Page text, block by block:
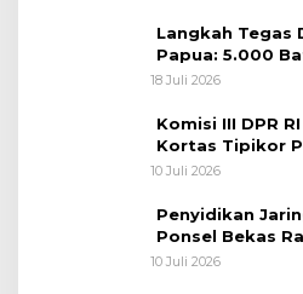
Langkah Tegas
Papua: 5.000
Diungkap Koops
18 Juli 2026
Komisi III DPR
Kortas Tipikor
Korupsi Batu
10 Juli 2026
Penyidikan
Ponsel Bekas
Tersangka
10 Juli 2026